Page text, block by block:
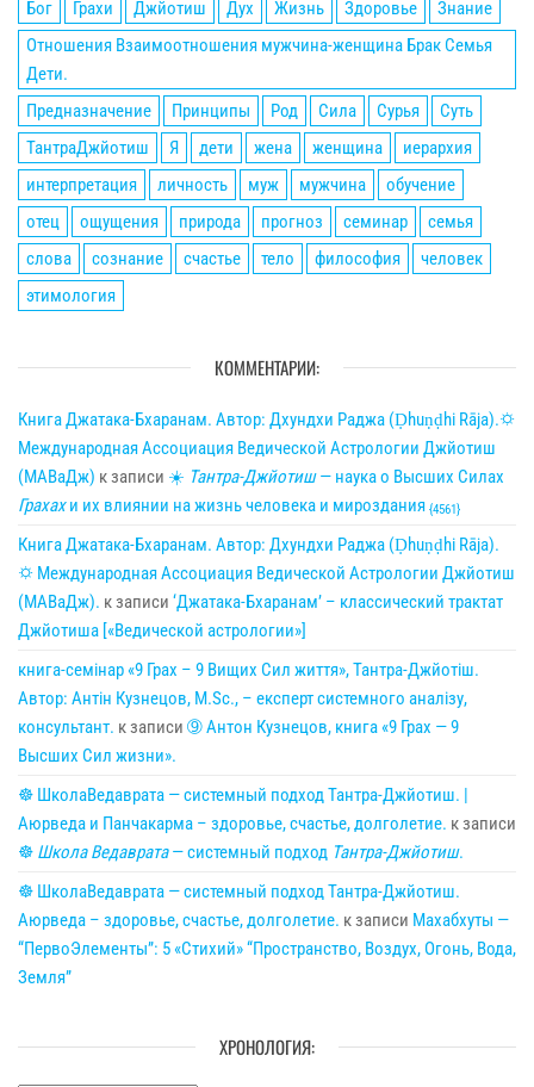
Бог
Грахи Джйотиш Дух Жизнь Здоровье
Знание
Отношения Взаимоотношения мужчина-женщина Брак Семья
Дети.
Предназначение
Принципы Род Сила Сурья
Суть
ТантраДжйотиш
Я дети жена женщина
иерархия
интерпретация
личность муж мужчина
обучение
отец
ощущения природа прогноз семинар
семья
слова
сознание счастье тело философия
человек
этимология
КОММЕНТАРИИ:
Книга Джатака-Бхаранам. Автор: Дхундхи Раджа (Ḍhuṇḍhi Rāja).🌣
Международная Ассоциация Ведической Астрологии Джйотиш
(МАВаДж) к записи ☀ Тантра-Джйотиш— наука о Высших Силах
Грахахи их влиянии на жизнь человека и мироздания {4561}
Книга Джатака-Бхаранам. Автор: Дхундхи Раджа (Ḍhuṇḍhi Rāja).
🌣 Международная Ассоциация Ведической Астрологии Джйотиш
(МАВаДж). к записи ‘Джатака-Бхаранам’ – классический трактат
Джйотиша [«Ведической астрологии»]
книга-семінар «9 Грах – 9 Вищих Сил життя», Тантра-Джйотіш.
Автор: Антін Кузнецов, M.Sc., – експерт системного аналізу,
консультант. к записи ➈ Антон Кузнецов, книга «9 Грах — 9
Высших Сил жизни».
☸ ШколаВедаврата — системный подход Тантра-Джйотиш. |
Аюрведа и Панчакарма – здоровье, счастье, долголетие. к записи
☸ Школа Ведаврата— системный подход Тантра-Джйотиш.
☸ ШколаВедаврата — системный подход Тантра-Джйотиш.
Аюрведа – здоровье, счастье, долголетие. к записи Махабхуты —
“ПервоЭлементы”: 5 «Стихий» “Пространство, Воздух, Огонь, Вода,
Земля”
ХРОНОЛОГИЯ: